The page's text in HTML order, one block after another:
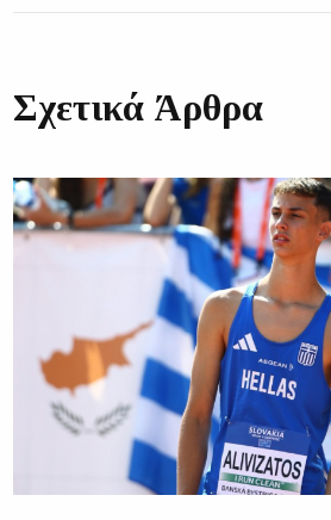
Σχετικά Άρθρα